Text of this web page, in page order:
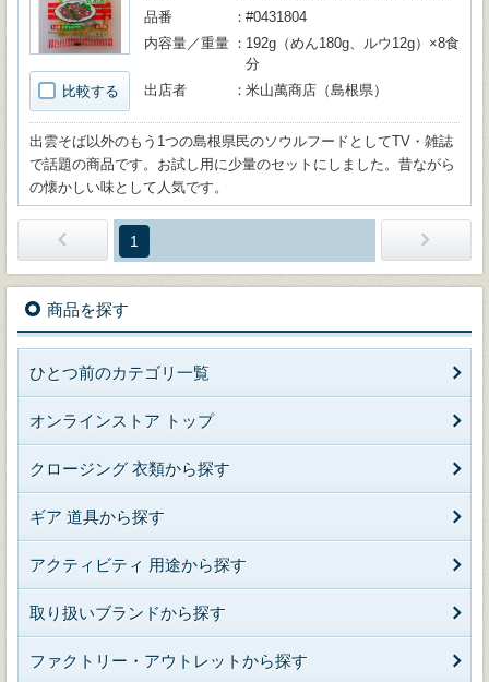
比較する
品番
#0431804
内容量／重量
192g（めん180g、ルウ12g）×8食
分
出店者
米山萬商店（島根県）
出雲そば以外のもう1つの島根県民のソウルフードとしてTV・雑誌
で話題の商品です。お試し用に少量のセットにしました。昔ながら
の懐かしい味として人気です。
1
商品を探す
ひとつ前のカテゴリ一覧
オンラインストア トップ
クロージング 衣類から探す
ギア 道具から探す
アクティビティ 用途から探す
取り扱いブランドから探す
ファクトリー・アウトレットから探す